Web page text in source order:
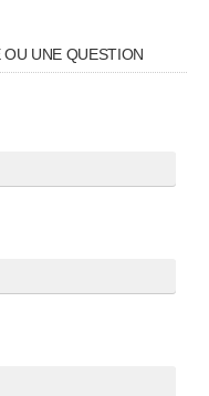
UNE QUESTION